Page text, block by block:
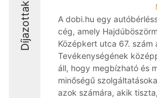
Díjazottak
A dobi.hu egy
cég, amely
Középkert utca 67. szám
Tevékenységének
áll, hogy megbízható és
minőségű
azok számára, akik